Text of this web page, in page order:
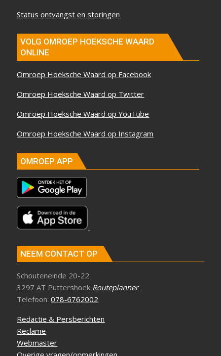
Status ontvangst en storingen
VOLG OMROEP HOEKSCHE WAARD
ONLINE
Omroep Hoeksche Waard op Facebook
Omroep Hoeksche Waard op Twitter
Omroep Hoeksche Waard op YouTube
Omroep Hoeksche Waard op Instagram
OMROEP APP
NEEM CONTACT OP
Schouteneinde 20-22
3297 AT Puttershoek Routeplanner
Telefoon:078-6762002
Redactie & Persberichten
Reclame
Webmaster